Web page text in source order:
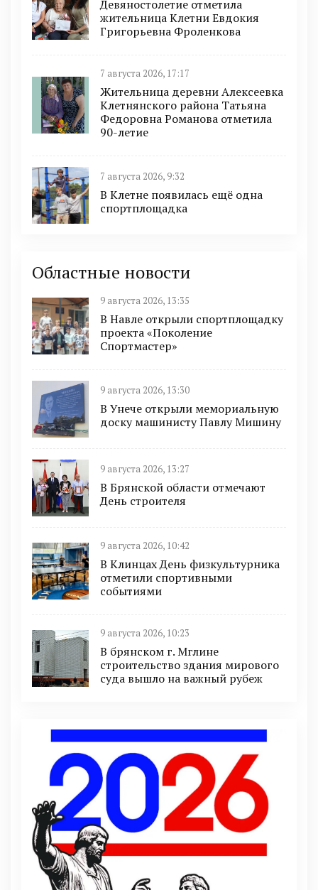
Девяностолетие отметила
жительница Клетни Евдокия
Григорьевна Фроленкова
7 августа 2026, 17:17
Жительница деревни Алексеевка
Клетнянского района Татьяна
Федоровна Романова отметила
90-летие
7 августа 2026, 9:32
В Клетне появилась ещё одна
спортплощадка
Областные новости
9 августа 2026, 13:35
В Навле открыли спортплощадку
проекта «Поколение
Спортмастер»
9 августа 2026, 13:30
В Унече открыли мемориальную
доску машинисту Павлу Мишину
9 августа 2026, 13:27
В Брянской области отмечают
День строителя
9 августа 2026, 10:42
В Клинцах День физкультурника
отметили спортивными
событиями
9 августа 2026, 10:23
В брянском г. Мглине
строительство здания мирового
суда вышло на важный рубеж